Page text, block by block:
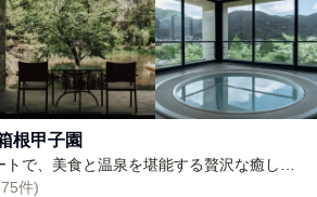
根甲子園
で、美食と温泉を堪能する贅沢な癒しの
件)